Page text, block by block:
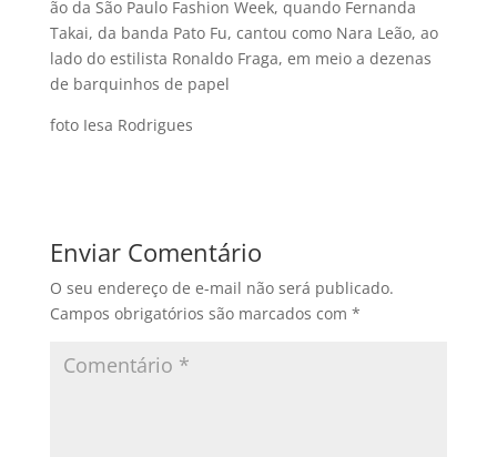
ão da São Paulo Fashion Week, quando Fernanda
Takai, da banda Pato Fu, cantou como Nara Leão, ao
lado do estilista Ronaldo Fraga, em meio a dezenas
de barquinhos de papel
foto Iesa Rodrigues
Enviar Comentário
O seu endereço de e-mail não será publicado.
Campos obrigatórios são marcados com *